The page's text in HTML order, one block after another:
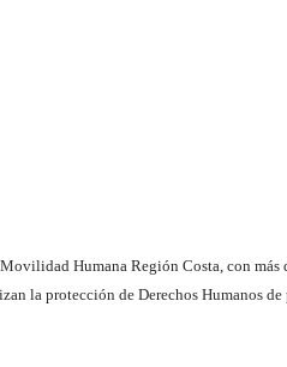
Humana Región Costa, con
la protección de Derechos Humanos